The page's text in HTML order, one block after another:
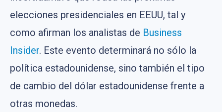
elecciones presidenciales en EEUU, tal y
como afirman los analistas de Business
Insider. Este evento determinará no sólo la
política estadounidense, sino también el tipo
de cambio del dólar estadounidense frente a
otras monedas.